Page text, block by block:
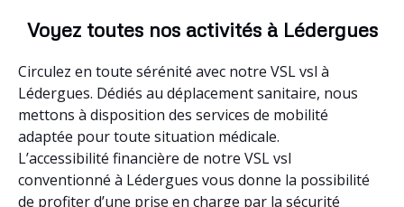
Voyez toutes nos activités à Lédergues
Circulez en toute sérénité avec notre VSL vsl à
Lédergues. Dédiés au déplacement sanitaire, nous
mettons à disposition des services de mobilité
adaptée pour toute situation médicale.
L’accessibilité financière de notre VSL vsl
conventionné à Lédergues vous donne la possibilité
de profiter d’une prise en charge par la sécurité